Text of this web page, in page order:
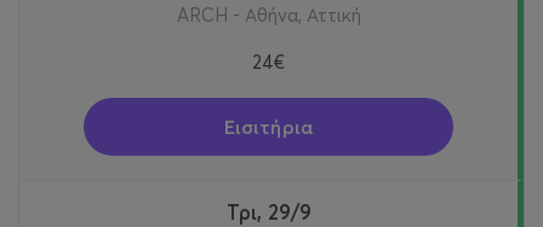
ARCH - Αθήνα, Αττική
24€
Εισιτήρια
Τρι, 29/9